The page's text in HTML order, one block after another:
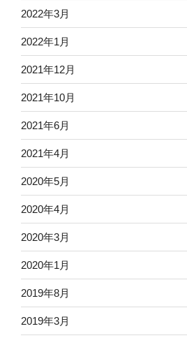
2022年3月
2022年1月
2021年12月
2021年10月
2021年6月
2021年4月
2020年5月
2020年4月
2020年3月
2020年1月
2019年8月
2019年3月